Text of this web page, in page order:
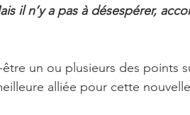
il n’y a pas à désespérer,
un ou plusieurs des points
alliée pour cette